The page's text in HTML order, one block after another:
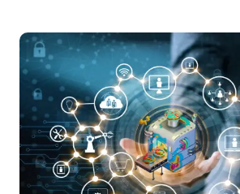
टूल्स:
कोड
न
लिहिता
तुमची
स्वतःची
वेबसाइट